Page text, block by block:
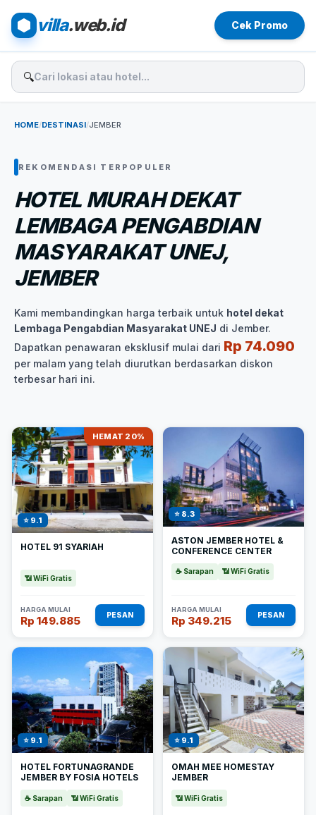
villa.web.id Cek Promo
🔍
HOME/DESTINASI/JEMBER
REKOMENDASI TERPOPULER
HOTEL MURAH DEKAT
LEMBAGA PENGABDIAN
MASYARAKAT UNEJ,
JEMBER
Kami membandingkan harga terbaik untuk hotel dekat
Lembaga Pengabdian Masyarakat UNEJ di Jember.
Dapatkan penawaran eksklusif mulai dari Rp 74.090
per malam yang telah diurutkan berdasarkan diskon
terbesar hari ini.
HEMAT 20%
⭐ 9.1
HOTEL 91 SYARIAH
📶 WiFi Gratis
HARGA MULAI
Rp 149.885 PESAN
⭐ 8.3
ASTON JEMBER HOTEL &
CONFERENCE CENTER
☕ Sarapan 📶 WiFi Gratis
HARGA MULAI
Rp 349.215 PESAN
⭐ 9.1
HOTEL FORTUNAGRANDE
JEMBER BY FOSIA HOTELS
☕ Sarapan 📶 WiFi Gratis
⭐ 9.1
OMAH MEE HOMESTAY
JEMBER
📶 WiFi Gratis